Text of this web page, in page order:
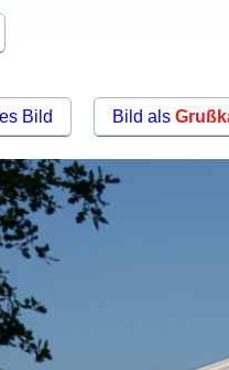
Bild Bild als